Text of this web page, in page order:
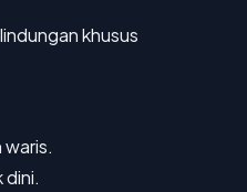
khusus
dini.